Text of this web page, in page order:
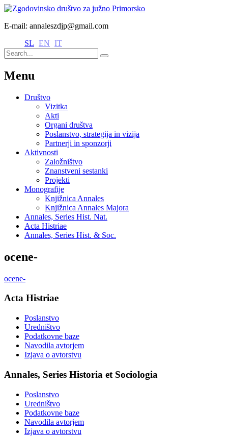
E-mail: annaleszdjp@gmail.com
SL EN IT
Menu
Društvo
Vizitka
Akti
Organi društva
Poslanstvo, strategija in vizija
Partnerji in sponzorji
Aktivnosti
Založništvo
Znanstveni sestanki
Projekti
Monografije
Knjižnica Annales
Knjižnica Annales Majora
Annales, Series Hist. Nat.
Acta Histriae
Annales, Series Hist. & Soc.
ocene-
ocene-
Acta Histriae
Poslanstvo
Uredništvo
Podatkovne baze
Navodila avtorjem
Izjava o avtorstvu
Annales, Series Historia et Sociologia
Poslanstvo
Uredništvo
Podatkovne baze
Navodila avtorjem
Izjava o avtorstvu